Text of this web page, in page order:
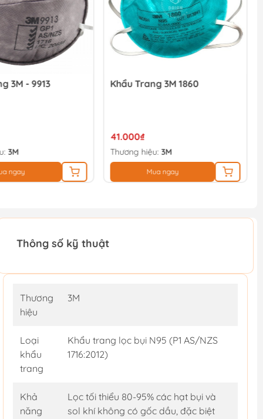
3M - 9913
3M
ngay
Khẩu Trang 3M 1860
41.000₫
Thương hiệu: 3M
Mua ngay
Thông số kỹ thuật
Thương
hiệu
3M
Loại
khẩu
trang
Khẩu trang lọc bụi N95 (P1 AS/NZS
1716:2012)
Khả
năng
Lọc tối thiểu 80-95% các hạt bụi và
sol khí không có gốc dầu, đặc biệt